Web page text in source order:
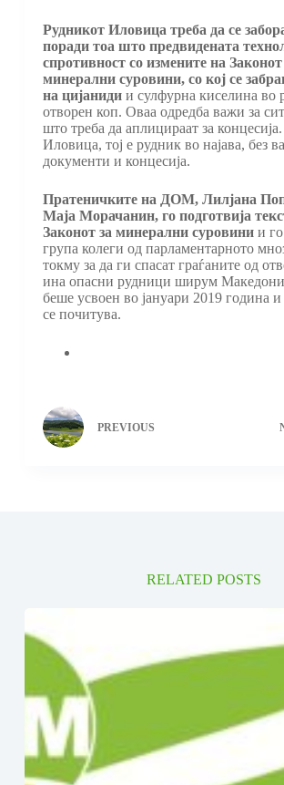
Рудникот Иловица треба да се
поради тоа што предвидената
спротивност со измените на Законот
минерални суровини, со кој се
на цијанидии сулфурна киселина во
отворен коп. Оваа одредба важи за
што треба да аплицираат за
Иловица, тој е рудник во најава, без
документи и концесија.
Пратеничките на ДОМ, Лилјана
Маја Морачанин, го подготвија
Законот за минерални суровинии го
група колеги од парламентарното
токму за да ги спасат граѓаните од
ина опасни рудници ширум
беше усвоен во јануари 2019 година и
се почитува.
PREVIOUS
RELATED POSTS